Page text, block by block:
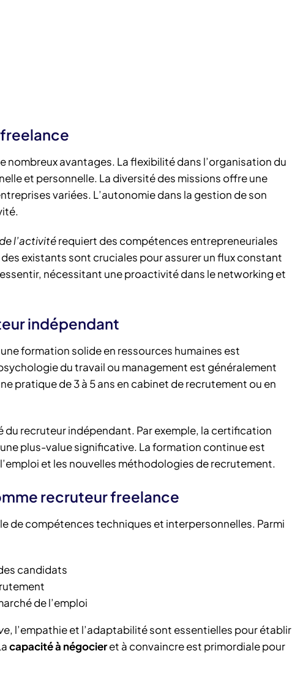
nombreux avantages. La flexibilité dans l’organisation du
et personnelle. La diversité des missions offre une
variées. L’autonomie dans la gestion de son
l’activitérequiert des compétences entrepreneuriales
existants sont cruciales pour assurer un flux constant
nécessitant une proactivité dans le networking et
indépendant
une formation solide en ressources humaines est
du travail ou management est généralement
pratique de 3 à 5 ans en cabinet de recrutement ou en
recruteur indépendant. Par exemple, la certification
plus-value significative. La formation continue est
et les nouvelles méthodologies de recrutement.
recruteur freelance
de compétences techniques et interpersonnelles. Parmi
candidats
de l’emploi
, l’empathie et l’adaptabilité sont essentielles pour établir
capacité à négocieret à convaincre est primordiale pour